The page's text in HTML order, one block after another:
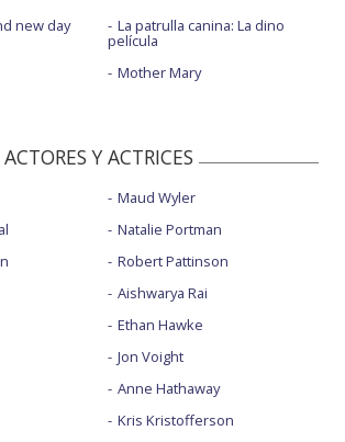
new day
La patrulla canina: La dino
película
Mother Mary
ACTORES Y ACTRICES
Maud Wyler
Natalie Portman
Robert Pattinson
Aishwarya Rai
Ethan Hawke
Jon Voight
Anne Hathaway
Kris Kristofferson